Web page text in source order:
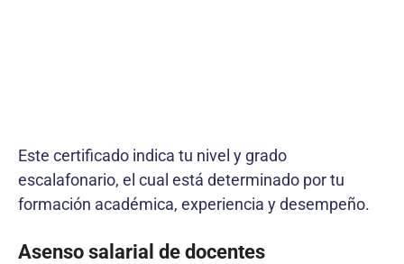
Este certificado indica tu nivel y grado
escalafonario, el cual está determinado por tu
formación académica, experiencia y desempeño.
Asenso salarial de docentes